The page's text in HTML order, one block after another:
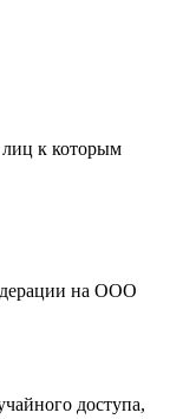
лиц к которым
на ООО
доступа,